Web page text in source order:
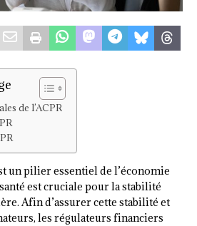
de l’ACPR
un pilier essentiel de l’économie
est cruciale pour la stabilité
Afin d’assurer cette stabilité et
les régulateurs financiers